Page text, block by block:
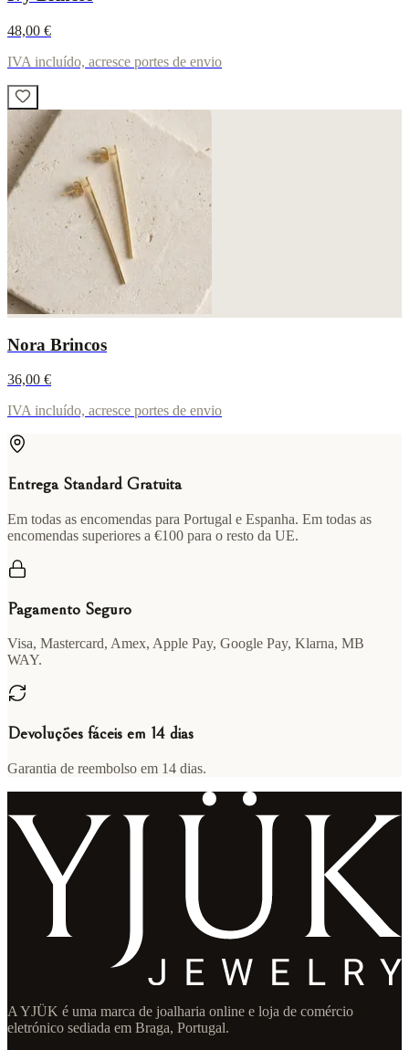
48,00 €
IVA incluído, acresce portes de envio
Nora Brincos
36,00 €
IVA incluído, acresce portes de envio
Entrega Standard Gratuita
Em todas as encomendas para Portugal e Espanha. Em todas as
encomendas superiores a €100 para o resto da UE.
Pagamento Seguro
Visa, Mastercard, Amex, Apple Pay, Google Pay, Klarna, MB
WAY.
Devoluções fáceis em 14 dias
Garantia de reembolso em 14 dias.
A YJÜK é uma marca de joalharia online e loja de comércio
eletrónico sediada em Braga, Portugal.